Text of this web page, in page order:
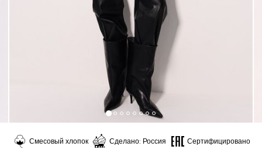
Смесовый хлопок Сделано: Россия Сертифицировано